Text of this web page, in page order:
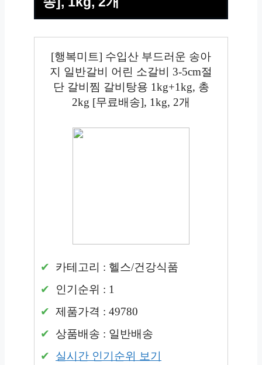
[행복미트] 수입산 부드러운 송아
지 일반갈비 어린 소갈비 3-5cm절
단 갈비찜 갈비탕용 1kg+1kg, 총
2kg [무료배송], 1kg, 2개
카테고리 : 헬스/건강식품
인기순위 : 1
제품가격 : 49780
상품배송 : 일반배송
실시간 인기순위 보기